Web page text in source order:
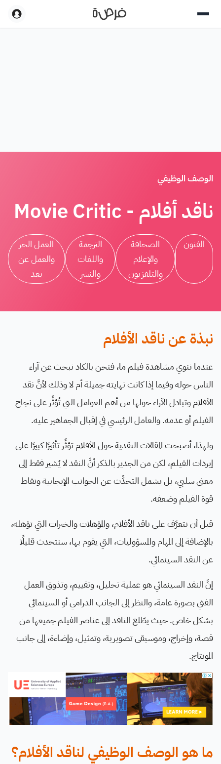
الوصف الوظيفي
ناقد أفلام - Movie Critic
الفنون
الصحافة
والإعلام
والتلفزيون
الترجمة
واللغات
والنشر
العمل الحر
والعمل عن
بعد
نبذة عن ناقد الأفلام
عندما ننوي مشاهدة فيلم ما، فنحن بالكاد نبحث عن آراء
الناس حوله وفيما إذا كانت نهايته جميلة أم لا وذلك لأنَّ نقد
الأفلام وتبادل الآراء حولها من أهم العوامل التي تُؤثِّر على نجاح
الفيلم أو عدمه. والعامل الرئيسي في إقبال الجماهير عليه.
ولهذا، أصبحت المقالات النقدية حول الأفلام تؤثِّر تأثيرًا كبيرًا على
إيردات الفيلم، لكن من الجدير بالذكر أنَّ النقد لا يُشير فقط إلى
معنى سلبي، بل يشمل التحدُّث عن الجوانب الإيجابية ونقاط
قوة الفيلم وضعفه.
قبل أن نتعرَّف على ناقد الأفلام، والمؤهلات والخبرات التي تؤهله،
بالإضافة إلى المهام والمسؤوليات، التي يقوم بها، سنتحدث قليلًا
عن النقد السينمائي.
إنَّ النقد السينمائي هو عملية تحليل، وتقييم، وتذوق العمل
الفني بصورة عامة، والنظر إلى الجانب الدرامي أو السينمائي
بشكل خاص. حيث يطّلع الناقد إلى عناصر الفيلم جميعها من
قصة، وإخراج، وموسيقى تصويرية، وتمثيل، وإضاءة، إلى جانب
المونتاج.
ما هو الوصف الوظيفي لناقد الأفلام؟